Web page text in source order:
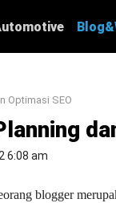
Optimasi SEO
6:08 am
blogger